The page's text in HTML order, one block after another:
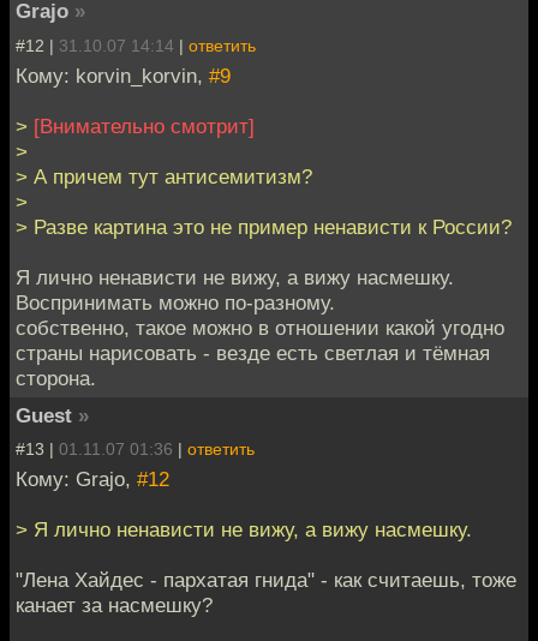
Grajo »
#12 | 31.10.07 14:14 | ответить
Кому: korvin_korvin, #9
> [Внимательно смотрит]
>
> А причем тут антисемитизм?
>
> Разве картина это не пример ненависти к России?
Я лично ненависти не вижу, а вижу насмешку.
Воспринимать можно по-разному.
собственно, такое можно в отношении какой угодно
страны нарисовать - везде есть светлая и тёмная
сторона.
Guest »
#13 | 01.11.07 01:36 | ответить
Кому: Grajo, #12
> Я лично ненависти не вижу, а вижу насмешку.
"Лена Хайдес - пархатая гнида" - как считаешь, тоже
канает за насмешку?